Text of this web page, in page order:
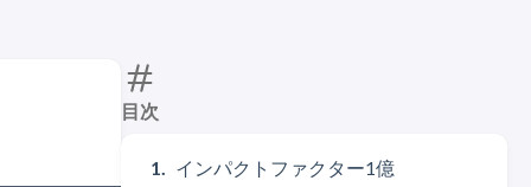
目次
インパクトファクター1億